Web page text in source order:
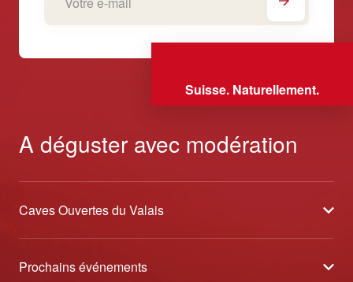
Suisse. Naturellement.
A déguster avec modération
Caves Ouvertes du Valais
À propos
Partenaires
Prochains événements